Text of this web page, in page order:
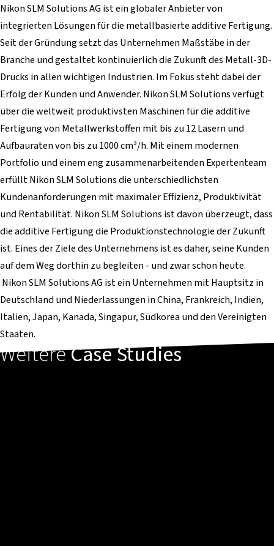
Nikon SLM Solutions AG ist ein globaler Anbieter von
integrierten Lösungen für die metallbasierte additive Fertigung.
Seit der Gründung setzt das Unternehmen Maßstäbe in der
Branche und gestaltet kontinuierlich die Zukunft des Metall-3D-
Drucks in allen wichtigen Industrien. Im Fokus steht dabei der
Erfolg der Kunden und Anwender. Nikon SLM Solutions verfügt
über die weltweit produktivsten Maschinen für die additive
Fertigung von Metallwerkstoffen mit bis zu 12 Lasern und
Aufbauraten von bis zu 1000 cm³/h. Mit einem modernen
Portfolio und einem eng zusammenarbeitenden Expertenteam
erfüllt Nikon SLM Solutions die unterschiedlichsten
Kundenanforderungen mit maximaler Effizienz, Produktivität
und Rentabilität. Nikon SLM Solutions ist davon überzeugt, dass
die additive Fertigung die Produktionstechnologie der Zukunft
ist. Eines der Ziele des Unternehmens ist es daher, seine Kunden
auf dem Weg dorthin zu begleiten - und zwar schon heute.
Nikon SLM Solutions AG ist ein Unternehmen mit Hauptsitz in
Deutschland und Niederlassungen in China, Frankreich, Indien,
Italien, Japan, Kanada, Singapur, Südkorea und den Vereinigten
Staaten.
WeitereCase Studies